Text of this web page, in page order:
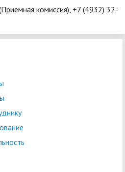
комиссия), +7 (4932) 32-